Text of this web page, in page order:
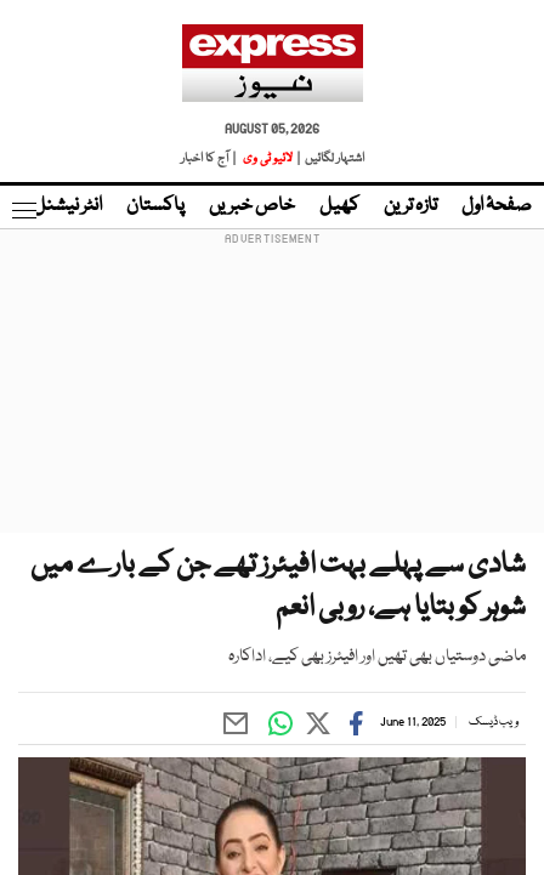
AUGUST 05, 2026
اشتہار لگائیں |
لائیو ٹی وی | آج کا اخبار
صفحۂ اول تازہ ترین کھیل خاص خبریں پاکستان انٹر نیشنل
شادی سے پہلے بہت افیئرز تھے جن کے بارے میں
شوہر کو بتایا ہے، روبی انعم
ماضی دوستیاں بھی تھیں اور افیئرز بھی کیے، اداکارہ
ویب ڈیسک June 11, 2025